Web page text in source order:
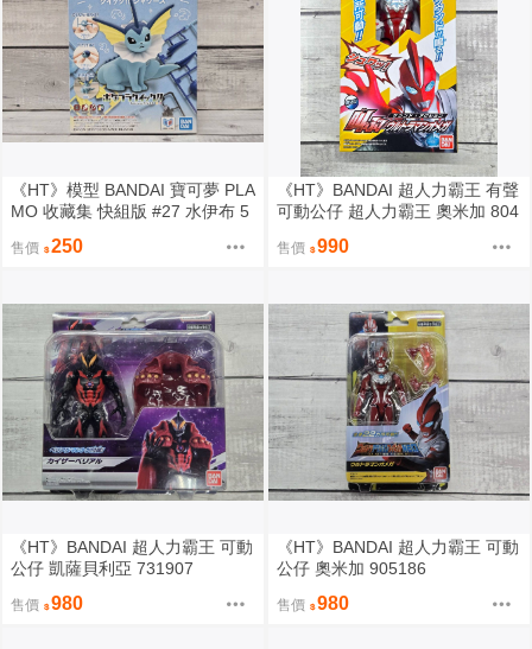
《HT》模型 BANDAI 寶可夢 PLA
MO 收藏集 快組版 #27 水伊布 5
售價 250
《HT》BANDAI 超人力霸王 有聲
可動公仔 超人力霸王 奧米加 804
售價 990
《HT》BANDAI 超人力霸王 可動
公仔 凱薩貝利亞 731907
售價 980
《HT》BANDAI 超人力霸王 可動
公仔 奧米加 905186
售價 980